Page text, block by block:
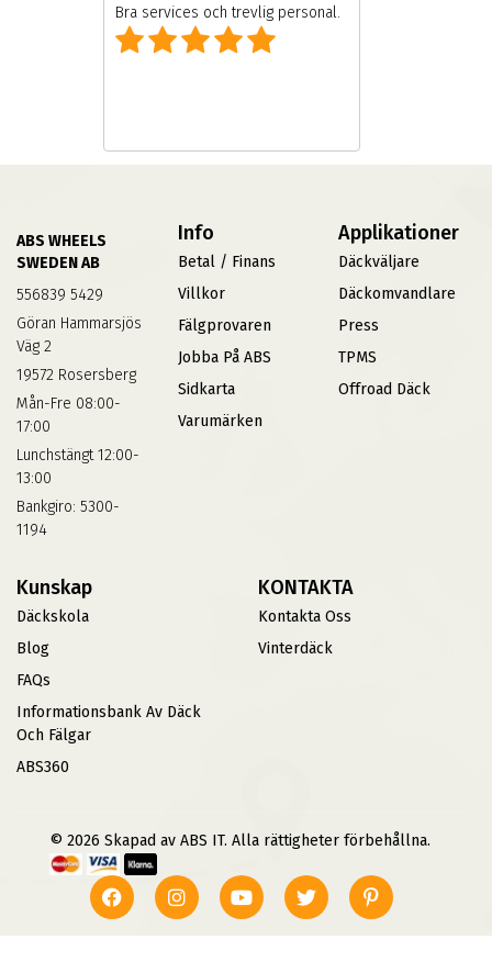
Bra services och trevlig personal.
ABS WHEELS
SWEDEN AB
556839 5429
Göran Hammarsjös
Väg 2
19572 Rosersberg
Mån-Fre 08:00-
17:00
Lunchstängt 12:00-
13:00
Bankgiro: 5300-
1194
Info
Betal / Finans
Villkor
Fälgprovaren
Jobba På ABS
Sidkarta
Varumärken
Applikationer
Däckväljare
Däckomvandlare
Press
TPMS
Offroad Däck
Kunskap
Däckskola
Blog
FAQs
Informationsbank Av Däck
Och Fälgar
ABS360
KONTAKTA
Kontakta Oss
Vinterdäck
© 2026 Skapad av ABS IT. Alla rättigheter förbehållna.